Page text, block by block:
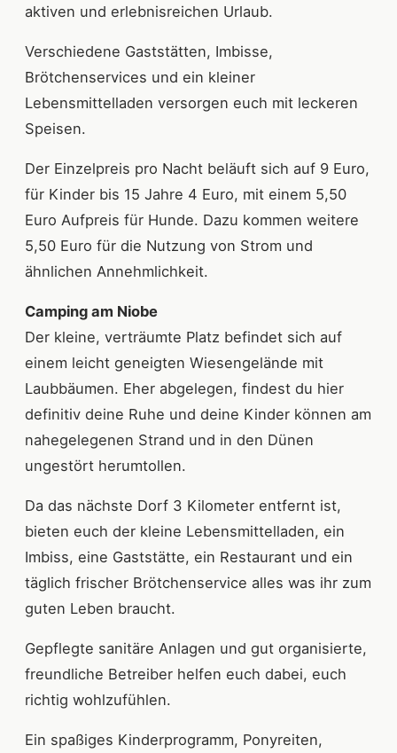
aktiven und erlebnisreichen Urlaub.
Verschiedene Gaststätten, Imbisse,
Brötchenservices und ein kleiner
Lebensmittelladen versorgen euch mit leckeren
Speisen.
Der Einzelpreis pro Nacht beläuft sich auf 9 Euro,
für Kinder bis 15 Jahre 4 Euro, mit einem 5,50
Euro Aufpreis für Hunde. Dazu kommen weitere
5,50 Euro für die Nutzung von Strom und
ähnlichen Annehmlichkeit.
Camping am Niobe
Der kleine, verträumte Platz befindet sich auf
einem leicht geneigten Wiesengelände mit
Laubbäumen. Eher abgelegen, findest du hier
definitiv deine Ruhe und deine Kinder können am
nahegelegenen Strand und in den Dünen
ungestört herumtollen.
Da das nächste Dorf 3 Kilometer entfernt ist,
bieten euch der kleine Lebensmittelladen, ein
Imbiss, eine Gaststätte, ein Restaurant und ein
täglich frischer Brötchenservice alles was ihr zum
guten Leben braucht.
Gepflegte sanitäre Anlagen und gut organisierte,
freundliche Betreiber helfen euch dabei, euch
richtig wohlzufühlen.
Ein spaßiges Kinderprogramm, Ponyreiten,